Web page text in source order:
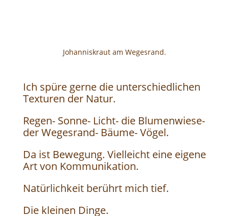
Johanniskraut am Wegesrand.
Ich spüre gerne die unterschiedlichen
Texturen der Natur.
Regen- Sonne- Licht- die Blumenwiese-
der Wegesrand- Bäume- Vögel.
Da ist Bewegung. Vielleicht eine eigene
Art von Kommunikation.
Natürlichkeit berührt mich tief.
Die kleinen Dinge.